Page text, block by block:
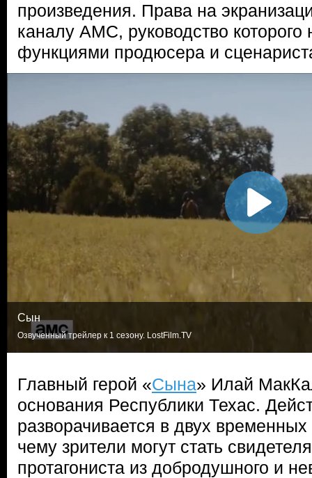
произведения. Права на
каналу AMC, руководство
функциями продюсера и
Сын
Озвученный трейлер к 1 сезону. LostFilm.TV
Главный герой «Сына» Илай
основания Республики Техас.
разворачивается в двух
чему зрители могут стать
протагониста из добродушного и